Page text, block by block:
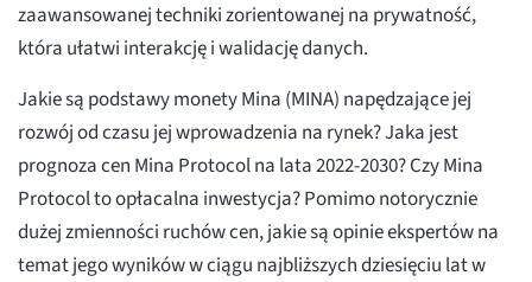
zaawansowanej techniki zorientowanej na prywatność,
która ułatwi interakcję i walidację danych.
Jakie są podstawy monety Mina (MINA) napędzające jej
rozwój od czasu jej wprowadzenia na rynek? Jaka jest
prognoza cen Mina Protocol na lata 2022-2030? Czy Mina
Protocol to opłacalna inwestycja? Pomimo notorycznie
dużej zmienności ruchów cen, jakie są opinie ekspertów na
temat jego wyników w ciągu najbliższych dziesięciu lat w